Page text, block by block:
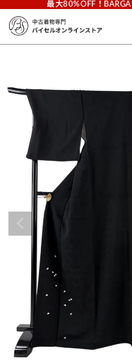
最大80%OFF！